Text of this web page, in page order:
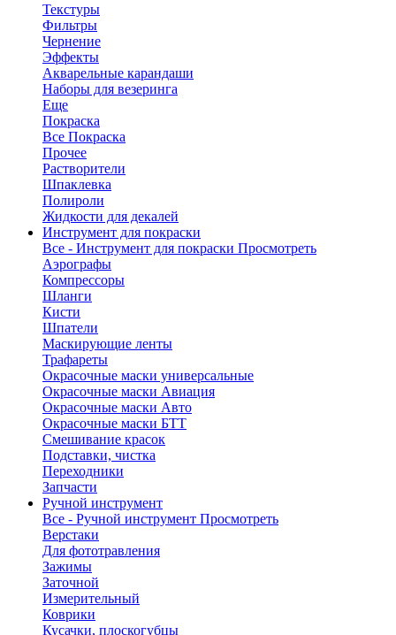
Текстуры
Фильтры
Чернение
Эффекты
Акварельные карандаши
Наборы для везеринга
Еще
Покраска
Все Покраска
Прочее
Растворители
Шпаклевка
Полироли
Жидкости для декалей
Инструмент для покраски
Все - Инструмент для покраски Просмотреть
Аэрографы
Компрессоры
Шланги
Кисти
Шпатели
Маскирующие ленты
Трафареты
Окрасочные маски универсальные
Окрасочные маски Авиация
Окрасочные маски Авто
Окрасочные маски БТТ
Смешивание красок
Подставки, чистка
Переходники
Запчасти
Ручной инструмент
Все - Ручной инструмент Просмотреть
Верстаки
Для фототравления
Зажимы
Заточной
Измерительный
Коврики
Кусачки, плоскогубцы